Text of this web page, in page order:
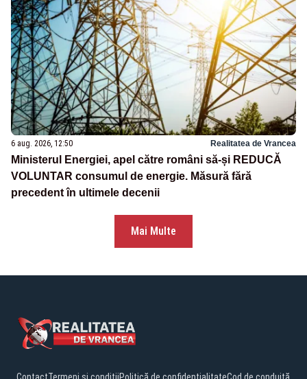
6 aug. 2026, 12:50 Realitatea de Vrancea
Ministerul Energiei, apel către români să-și REDUCĂ
VOLUNTAR consumul de energie. Măsură fără
precedent în ultimele decenii
Mai Multe